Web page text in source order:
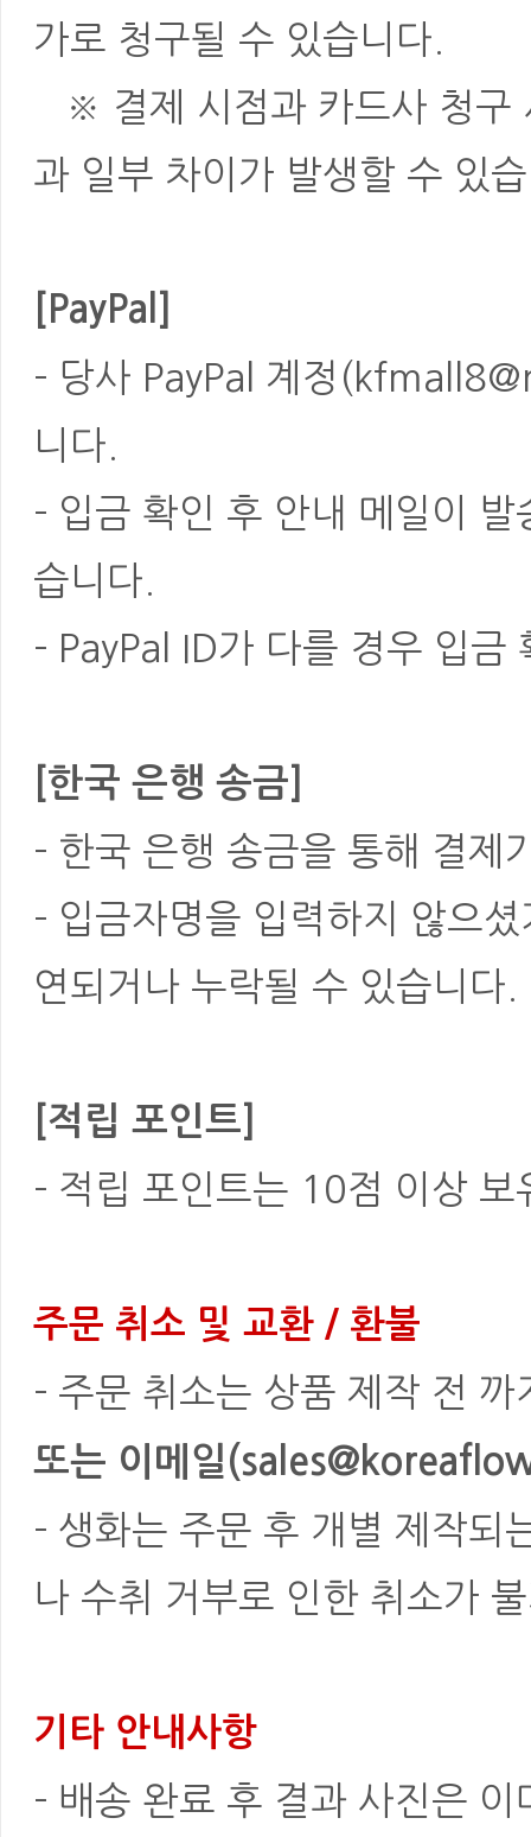
가로 청구될 수 있습니다.
※ 결제 시점과 카드사 청구
과 일부 차이가 발생할 수 있
[PayPal]
- 당사 PayPal 계정
니다.
- 입금 확인 후 안내 메일이
습니다.
- PayPal ID가 다를 경우 입금
[한국 은행 송금]
- 한국 은행 송금을 통해 결제
- 입금자명을 입력하지 않으
연되거나 누락될 수 있습니다.
[적립 포인트]
- 적립 포인트는 10점 이상
주문 취소 및 교환 / 환불
- 주문 취소는 상품 제작 전
또는 이메일
- 생화는 주문 후 개별 제작되
나 수취 거부로 인한 취소가
기타 안내사항
- 배송 완료 후 결과 사진은